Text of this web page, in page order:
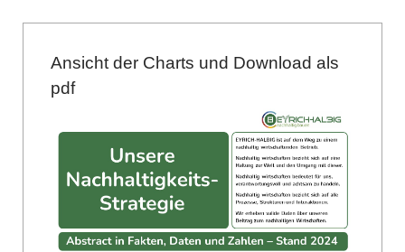
Ansicht der Charts und Download als
pdf